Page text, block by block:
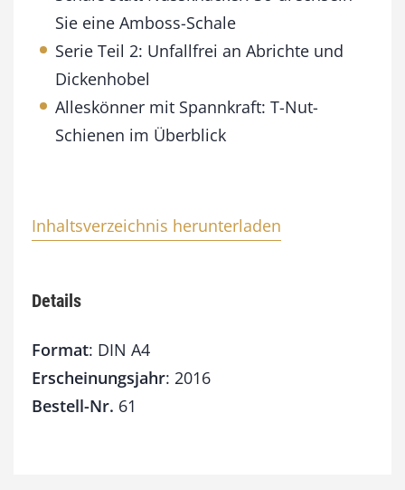
Sie eine Amboss-Schale
Serie Teil 2: Unfallfrei an Abrichte und
Dickenhobel
Alleskönner mit Spannkraft: T-Nut-
Schienen im Überblick
Inhaltsverzeichnis herunterladen
Details
Format: DIN A4
Erscheinungsjahr: 2016
Bestell-Nr. 61